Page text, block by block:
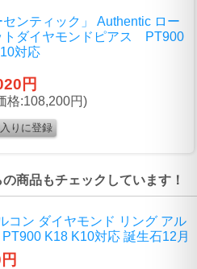
センティック」 Authentic ロー
トダイヤモンドピアス PT900
対応
円
格:108,200円)
商品もチェックしています！
コン ダイヤモンド リング アル
K18 K10対応 誕生石12月